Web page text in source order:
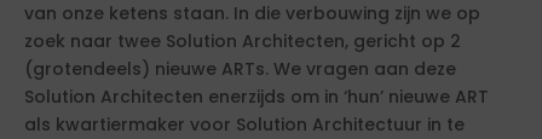
van onze ketens staan. In die verbouwing zijn we op
zoek naar twee Solution Architecten, gericht op 2
(grotendeels) nieuwe ARTs. We vragen aan deze
Solution Architecten enerzijds om in ‘hun’ nieuwe ART
als kwartiermaker voor Solution Architectuur in te